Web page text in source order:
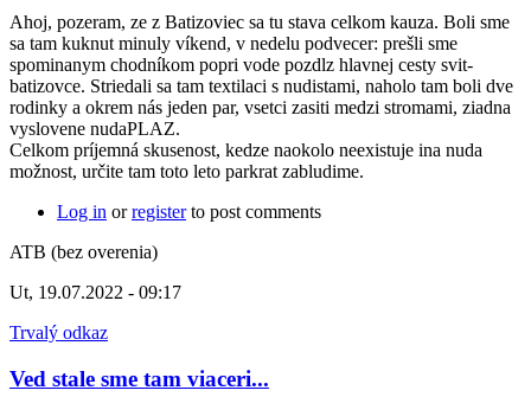
Ahoj, pozeram, ze z Batizoviec sa tu stava celkom kauza. Boli sme
sa tam kuknut minuly víkend, v nedelu podvecer: prešli sme
spominanym chodníkom popri vode pozdlz hlavnej cesty svit-
batizovce. Striedali sa tam textilaci s nudistami, naholo tam boli dve
rodinky a okrem nás jeden par, vsetci zasiti medzi stromami, ziadna
vyslovene nudaPLAZ.
Celkom príjemná skusenost, kedze naokolo neexistuje ina nuda
možnost, určite tam toto leto parkrat zabludime.
Log in orregisterto post comments
ATB (bez overenia)
Ut, 19.07.2022 - 09:17
Trvalý odkaz
Ved stale sme tam viaceri...